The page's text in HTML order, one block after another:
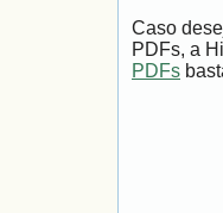
Caso
PDFs, a
PDFs